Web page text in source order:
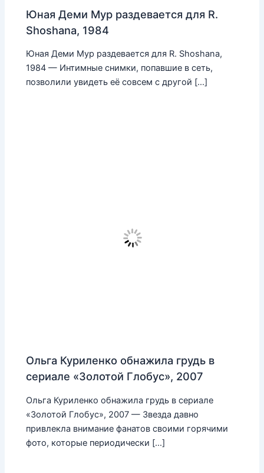
Юная Деми Мур раздевается для R.
Shoshana, 1984
Юная Деми Мур раздевается для R. Shoshana,
1984 — Интимные снимки, попавшие в сеть,
позволили увидеть её совсем с другой […]
Ольга Куриленко обнажила грудь в
сериале «Золотой Глобус», 2007
Ольга Куриленко обнажила грудь в сериале
«Золотой Глобус», 2007 — Звезда давно
привлекла внимание фанатов своими горячими
фото, которые периодически […]